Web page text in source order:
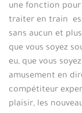
une fonction
traiter en train
sans aucun et
que vous soyez
eu, que vous
amusement en
compétiteur
plaisir, les